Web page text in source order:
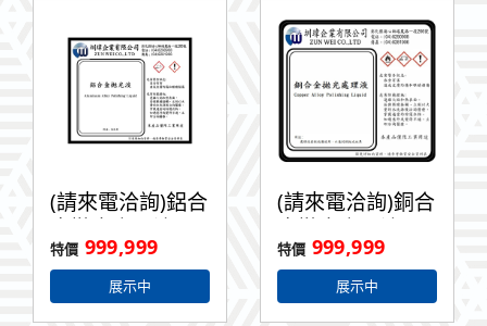
(請來電洽詢)鋁合
金拋光處理液 1L
999,999
展示中
(請來電洽詢)銅合
金拋光處理液
500ML999,999
展示中